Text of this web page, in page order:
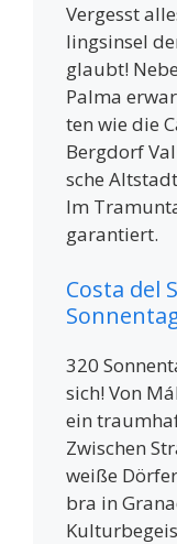
Ver­gesst
lings­in­sel
glaubt!
Pal­ma
ten wie die
Berg­dorf
sche
Im
garantiert.
Costa del
320
sich! Von
ein
Zwi­schen
wei­ße
bra in